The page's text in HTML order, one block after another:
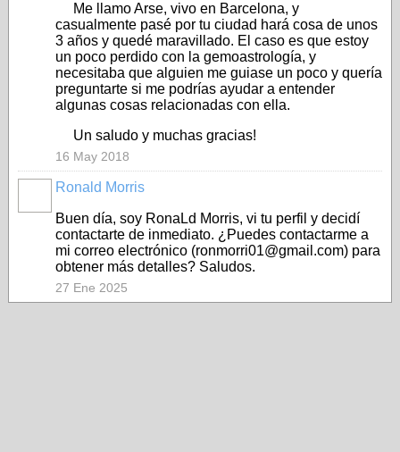
Me llamo Arse, vivo en Barcelona, y
casualmente pasé por tu ciudad hará cosa de unos
3 años y quedé maravillado. El caso es que estoy
un poco perdido con la gemoastrología, y
necesitaba que alguien me guiase un poco y quería
preguntarte si me podrías ayudar a entender
algunas cosas relacionadas con ella.
Un saludo y muchas gracias!
16 May 2018
Ronald Morris
Buen día, soy RonaLd Morris, vi tu perfil y decidí
contactarte de inmediato. ¿Puedes contactarme a
mi correo electrónico (ronmorri01@gmail.com) para
obtener más detalles? Saludos.
27 Ene 2025